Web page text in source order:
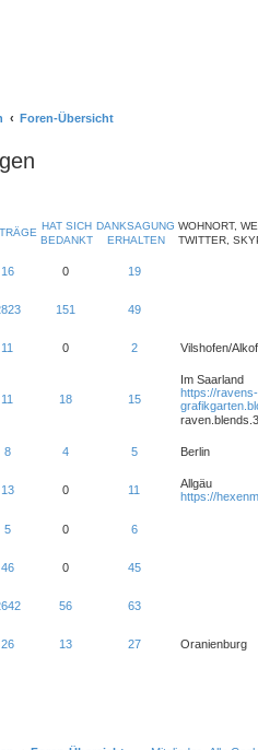
Foren-Übersicht
HAT SICH
BEDANKT
DANKSAGUNG
ERHALTEN
WOHNORT,
TWITTER,
16 0 19
151 49
11 0 2 Vilshofen/
11 18 15
Im Saarland
https://ravens-
raven.blends.3
8 4 5 Berlin
13 0 11
Allgäu
https://
5 0 6
46 0 45
56 63
26 13 27 Oranienburg